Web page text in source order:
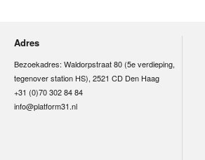
Adres
Bezoekadres: Waldorpstraat 80 (5e verdieping,
tegenover station HS), 2521 CD Den Haag
+31 (0)70 302 84 84
info@platform31.nl